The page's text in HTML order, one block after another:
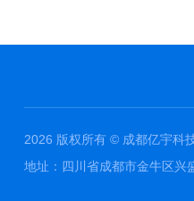
2026 版权所有 © 成都亿宇科
地址：四川省成都市金牛区兴